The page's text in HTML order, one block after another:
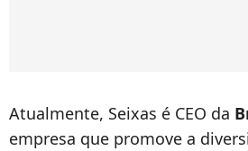
Atualmente, Seixas é CEO da
empresa que promove a